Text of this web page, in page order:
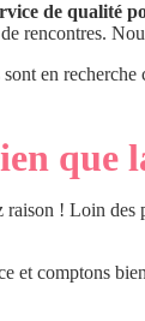
de qualité
rencontres.
en
que
! Loin des
et comptons